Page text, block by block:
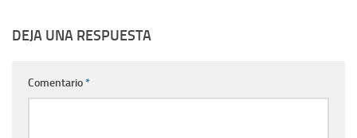
DEJA UNA RESPUESTA
Comentario*